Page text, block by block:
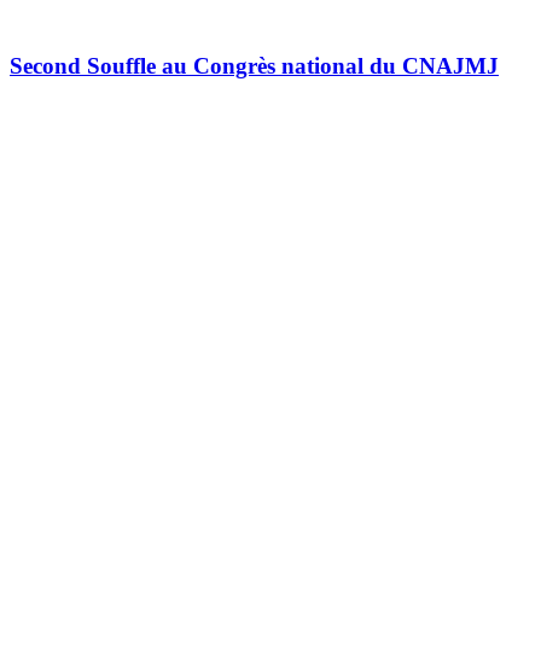
Second Souffle au Congrès national du CNAJMJ